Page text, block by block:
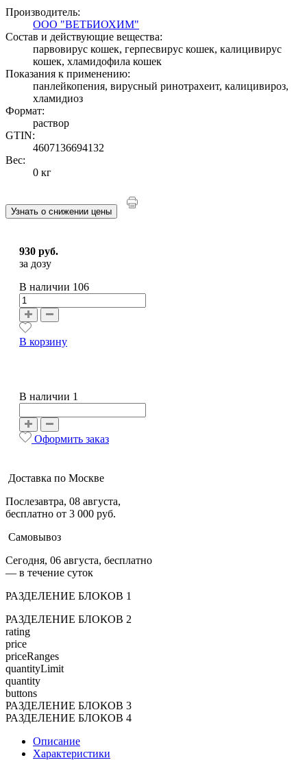
Производитель:
ООО "ВЕТБИОХИМ"
Состав и действующие вещества:
парвовирус кошек, герпесвирус кошек, калицивирус
кошек, хламидофила кошек
Показания к применению:
панлейкопения, вирусный ринотрахеит, калицивироз,
хламидиоз
Формат:
раствор
GTIN:
4607136694132
Вес:
0 кг
Узнать о снижении цены
930 руб.
за дозу
В наличии 106
В корзину
В наличии 1
Оформить заказ
Доставка по Москве
Послезавтра, 08 августа,
бесплатно от 3 000 руб.
Самовывоз
Сегодня, 06 августа, бесплатно
— в течение суток
РАЗДЕЛЕНИЕ БЛОКОВ 1
РАЗДЕЛЕНИЕ БЛОКОВ 2
rating
price
priceRanges
quantityLimit
quantity
buttons
РАЗДЕЛЕНИЕ БЛОКОВ 3
РАЗДЕЛЕНИЕ БЛОКОВ 4
Описание
Характеристики